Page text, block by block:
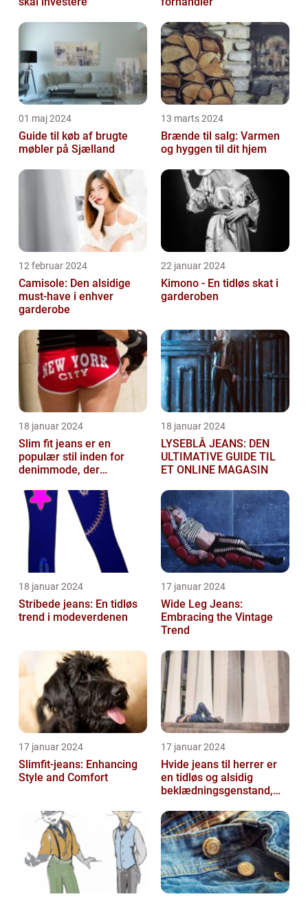
01 maj 2024
Guide til køb af brugte
møbler på Sjælland
13 marts 2024
Brænde til salg: Varmen
og hyggen til dit hjem
12 februar 2024
Camisole: Den alsidige
must-have i enhver
garderobe
22 januar 2024
Kimono - En tidløs skat i
garderoben
18 januar 2024
Slim fit jeans er en
populær stil inden for
denimmode, der
kvinder
18 januar 2024
LYSEBLÅ JEANS: DEN
ULTIMATIVE GUIDE TIL
ET ONLINE MAGASIN
18 januar 2024
Stribede jeans: En tidløs
trend i modeverdenen
17 januar 2024
Wide Leg Jeans:
Embracing the Vintage
Trend
17 januar 2024
Slimfit-jeans: Enhancing
Style and Comfort
17 januar 2024
Hvide jeans til herrer er
en tidløs og alsidig
beklædningsgenstand,
ren...